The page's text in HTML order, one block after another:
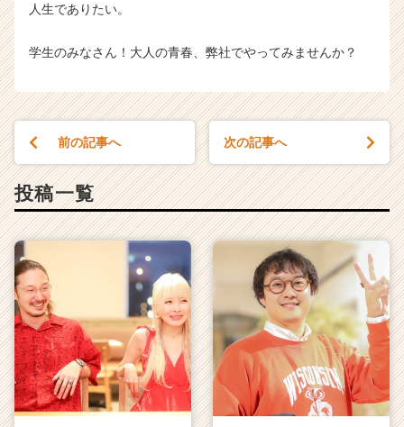
人生でありたい。
学生のみなさん！大人の青春、弊社でやってみませんか？
前の記事へ 次の記事へ
投稿一覧